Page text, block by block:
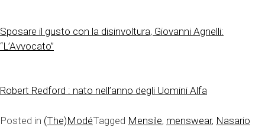
Sposare il gusto con la disinvoltura, Giovanni Agnelli:
“L’Avvocato”
Robert Redford : nato nell’anno degli Uomini Alfa
Posted in (The)ModéTagged Mensile, menswear, Nasario